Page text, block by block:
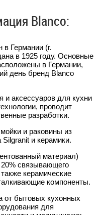
Blanco:
Германии (г.
в 1925 году. Основные
в Германии,
день бренд Blanco
и аксессуаров для кухни
проводит
разработки.
и раковины из
и керамики.
материал)
20% связывающего
керамические
компоненты.
от бытовых кухонных
для